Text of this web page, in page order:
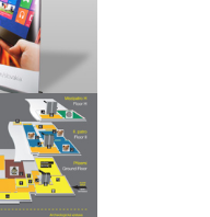
panely Nové